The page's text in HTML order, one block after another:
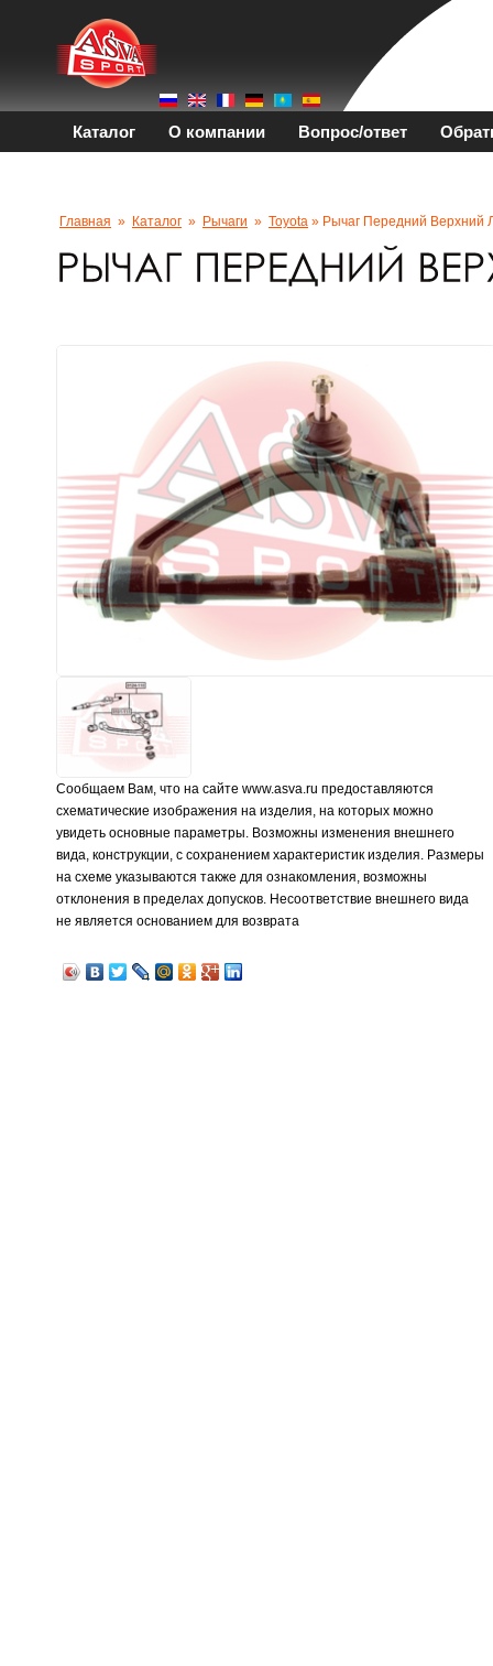
Каталог О компании Вопрос/ответ
Главная » Каталог » Рычаги » Toyota » Рычаг Передний Верхний
Сообщаем Вам, что на сайте www.asva.ru предоставляются
схематические изображения на изделия, на которых можно
увидеть основные параметры. Возможны изменения внешнего
вида, конструкции, с сохранением характеристик изделия. Размеры
на схеме указываются также для ознакомления, возможны
отклонения в пределах допусков. Несоответствие внешнего вида
не является основанием для возврата